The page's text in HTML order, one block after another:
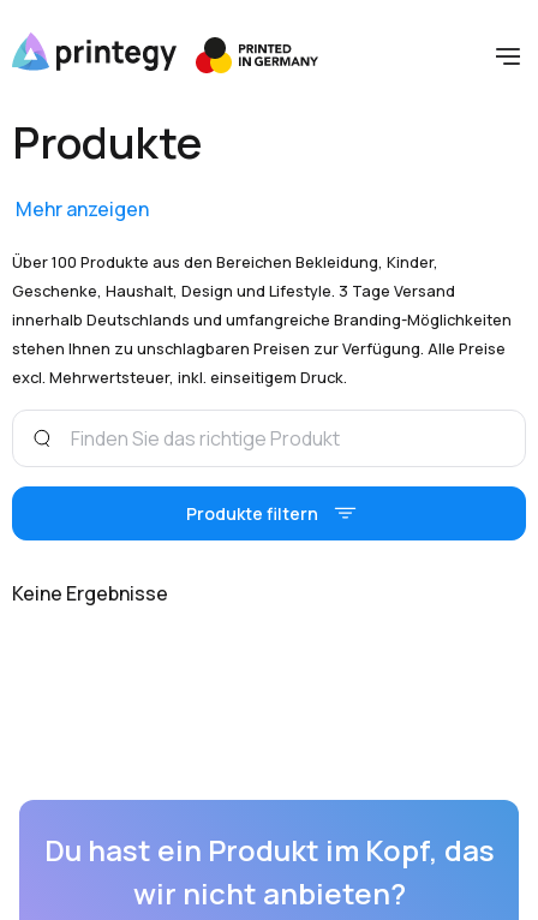
Produkte
Mehr anzeigen
Über 100 Produkte aus den Bereichen Bekleidung, Kinder,
Geschenke, Haushalt, Design und Lifestyle. 3 Tage Versand
innerhalb Deutschlands und umfangreiche Branding-Möglichkeiten
stehen Ihnen zu unschlagbaren Preisen zur Verfügung. Alle Preise
excl. Mehrwertsteuer, inkl. einseitigem Druck.
Produkte filtern
Keine Ergebnisse
Du hast ein Produkt im Kopf, das
wir nicht anbieten?